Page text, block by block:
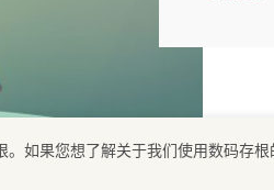
如果您想了解关于我们使用数码存根